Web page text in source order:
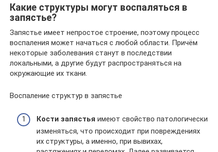
Какие структуры могут воспаляться в
запястье?
Запястье имеет непростое строение, поэтому процесс
воспаления может начаться с любой области. Причём
некоторые заболевания станут в последствии
локальными, а другие будут распространяться на
окружающие их ткани.
Воспаление структур в запястье
Кости запястья имеют свойство патологически
изменяться, что происходит при повреждениях
их структуры, а именно, при вывихах,